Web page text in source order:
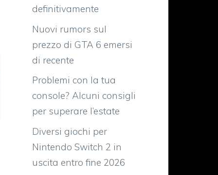
definitivamente
Nuovi rumors sul
prezzo di GTA 6 emersi
di recente
Problemi con la tua
console? Alcuni consigli
per superare l’estate
Diversi giochi per
Nintendo Switch 2 in
uscita entro fine 2026